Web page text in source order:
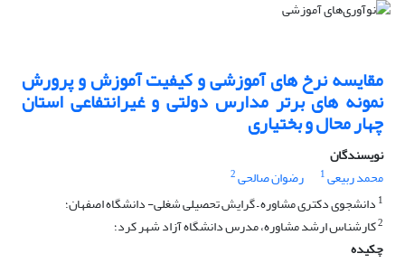
مقایسه نرخ های آموزشی و کیفیت آموزش و پرورش
نمونه های برتر مدارس دولتی و غیرانتفاعی استان
چهار محال و بختیاری
نویسندگان
محمد ربیعی1 رضوان صالحی2
1 دانشجوی دکتری مشاوره – گرایش تحصیلی شغلی- دانشگاه اصفهان؛
2کارشناس ارشد مشاوره، مدرس دانشگاه آزاد شهر کرد؛
چکیده